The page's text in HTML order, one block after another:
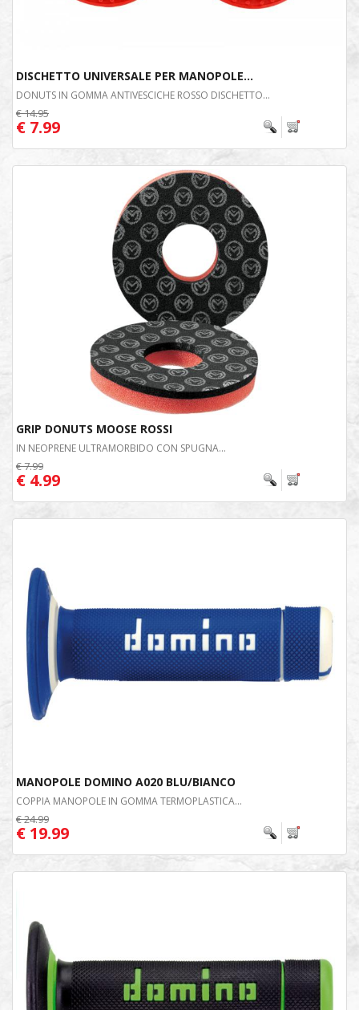
DISCHETTO UNIVERSALE PER MANOPOLE...
DONUTS IN GOMMA ANTIVESCICHE ROSSO DISCHETTO...
€ 14.95
€ 7.99
GRIP DONUTS MOOSE ROSSI
IN NEOPRENE ULTRAMORBIDO CON SPUGNA...
€ 7.99
€ 4.99
MANOPOLE DOMINO A020 BLU/BIANCO
COPPIA MANOPOLE IN GOMMA TERMOPLASTICA...
€ 24.99
€ 19.99